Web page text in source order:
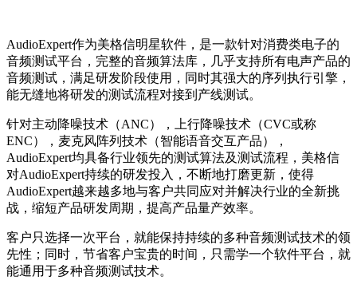
AudioExpert作为美格信明星软件，是一款针对消费类电子的
音频测试平台，完整的音频算法库，几乎支持所有电声产品的
音频测试，满足研发阶段使用，同时其强大的序列执行引擎，
能无缝地将研发的测试流程对接到产线测试。
针对主动降噪技术（ANC），上行降噪技术（CVC或称
ENC），麦克风阵列技术（智能语音交互产品），
AudioExpert均具备行业领先的测试算法及测试流程，美格信
对AudioExpert持续的研发投入，不断地打磨更新，使得
AudioExpert越来越多地与客户共同应对并解决行业的全新挑
战，缩短产品研发周期，提高产品量产效率。
客户只选择一次平台，就能保持持续的多种音频测试技术的领
先性；同时，节省客户宝贵的时间，只需学一个软件平台，就
能通用于多种音频测试技术。